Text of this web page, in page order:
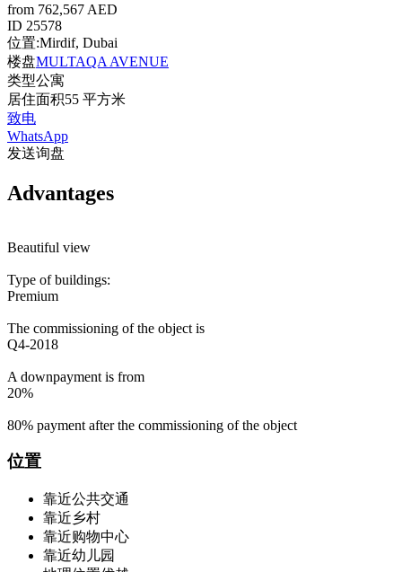
from 762,567 AED
ID 25578
位置:Mirdif, Dubai
楼盘MULTAQA AVENUE
类型公寓
居住面积55 平方米
致电
WhatsApp
发送询盘
Advantages
Beautiful view
Type of buildings:
Premium
The commissioning of the object is
Q4-2018
A downpayment is from
20%
80% payment after the commissioning of the object
位置
靠近公共交通
靠近乡村
靠近购物中心
靠近幼儿园